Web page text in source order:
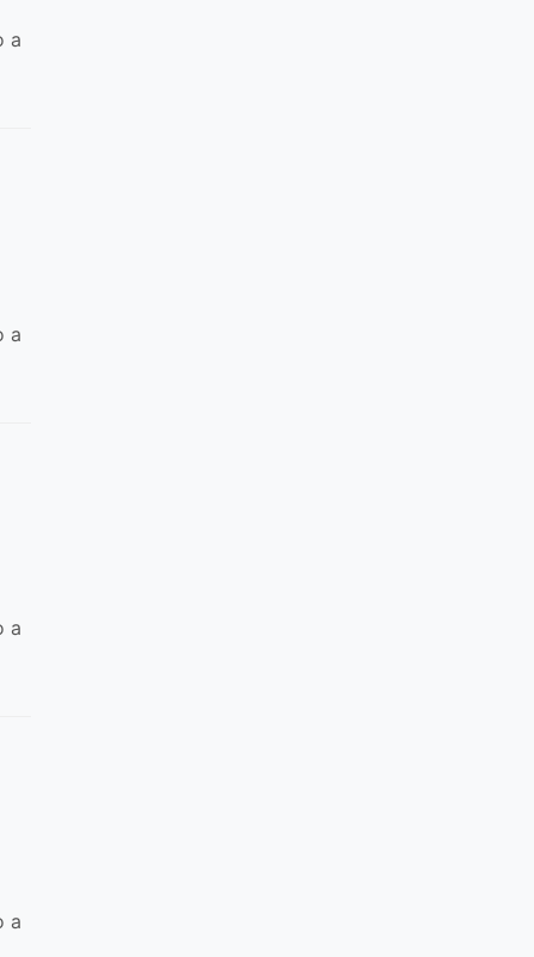
a
a
a
a